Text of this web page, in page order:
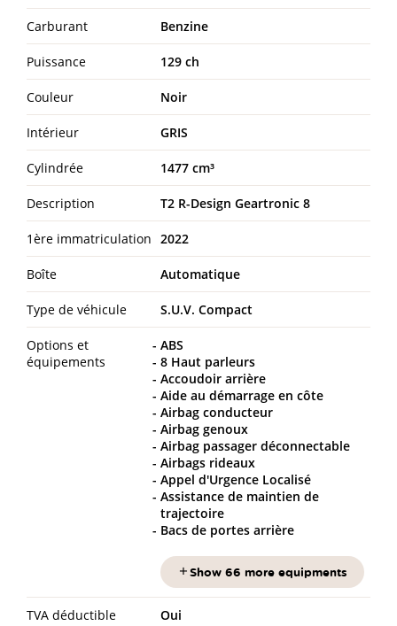
Carburant Benzine
Puissance 129 ch
Couleur Noir
Intérieur GRIS
Cylindrée 1477 cm³
Description T2 R-Design Geartronic 8
1ère immatriculation 2022
Boîte Automatique
Type de véhicule S.U.V. Compact
Options et
équipements
ABS
8 Haut parleurs
Accoudoir arrière
Aide au démarrage en côte
Airbag conducteur
Airbag genoux
Airbag passager déconnectable
Airbags rideaux
Appel d'Urgence Localisé
Assistance de maintien de
trajectoire
Bacs de portes arrière
Show 66 more equipments
TVA déductible Oui